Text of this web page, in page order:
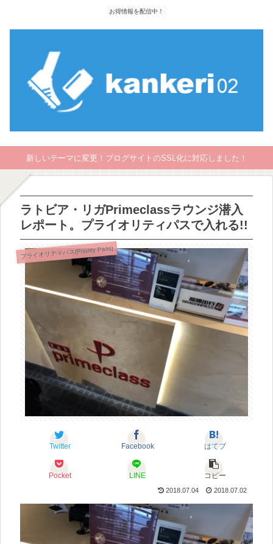
お得情報を配信中！
新しいテーマに変更！ブログサイトのSSL化に対応しました！
ラトビア・リガPrimeclassラウンジ潜入
レポート。プライオリティパスで入れる!!
プライオリティパス(Priority Pass)
Twitter Facebook はてブ
Pocket LINE コピー
2018.07.04 2018.07.02